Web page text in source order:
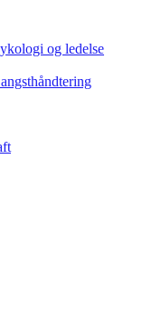
og ledelse